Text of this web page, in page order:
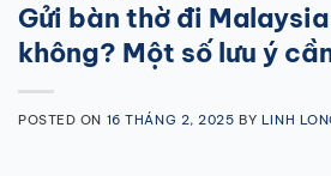
Gửi bàn thờ đi
không? Một số lưu ý
POSTED ON 16 THÁNG 2, 2025 BY LINH